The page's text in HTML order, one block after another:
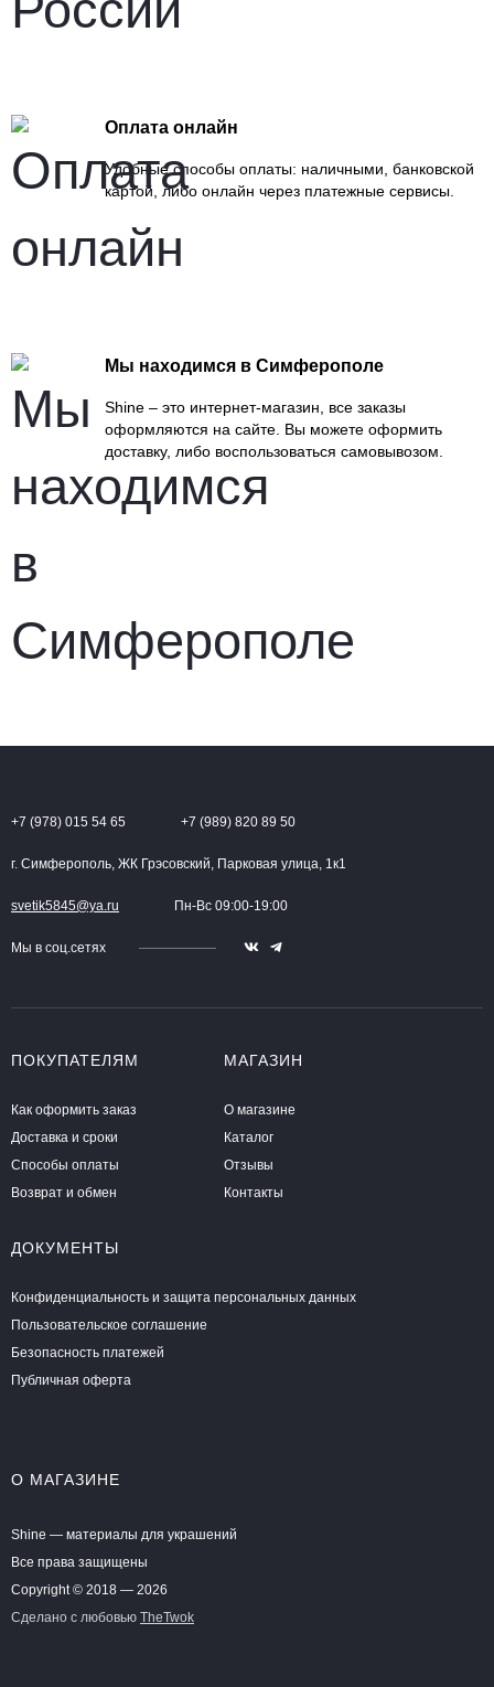
Оплата онлайн
Удобные способы оплаты: наличными, банковской
картой, либо онлайн через платежные сервисы.
Мы находимся в Симферополе
Shine – это интернет-магазин, все заказы
оформляются на сайте. Вы можете оформить
доставку, либо воспользоваться самовывозом.
+7 (978) 015 54 65 +7 (989) 820 89 50
г. Симферополь, ЖК Грэсовский, Парковая улица, 1к1
svetik5845@ya.ru Пн-Вс 09:00-19:00
Мы в соц.сетях
ПОКУПАТЕЛЯМ
Как оформить заказ
Доставка и сроки
Способы оплаты
Возврат и обмен
МАГАЗИН
О магазине
Каталог
Отзывы
Контакты
ДОКУМЕНТЫ
Конфиденциальность и защита персональных данных
Пользовательское соглашение
Безопасность платежей
Публичная оферта
О МАГАЗИНЕ
Shine — материалы для украшений
Все права защищены
Copyright © 2018 — 2026
Сделано с любовью TheTwok